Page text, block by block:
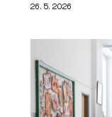
26. 5. 2026